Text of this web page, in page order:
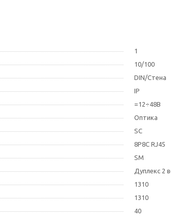
1
10/100
DIN/Стена
IP
=12÷48В
Оптика
SC
8P8C RJ45
SM
Дуплекс 2
1310
1310
40